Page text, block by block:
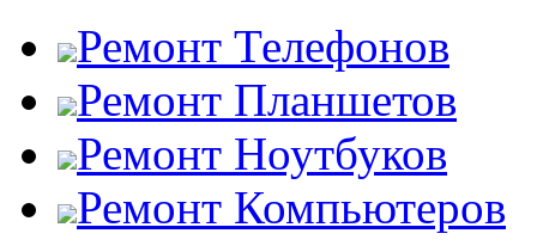
Ремонт Телефонов
Ремонт Планшетов
Ремонт Ноутбуков
Ремонт Компьютеров